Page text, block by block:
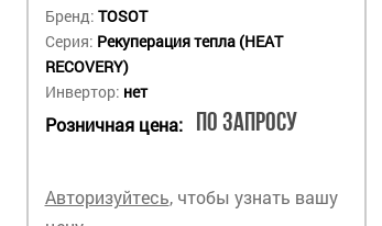
Бренд: TOSOT
Серия: Рекуперация тепла (HEAT
RECOVERY)
Инвертор: нет
Розничная цена: По запросу
Авторизуйтесь, чтобы узнать вашу